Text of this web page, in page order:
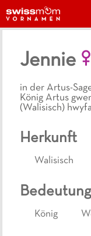
Jennie
in der Artus-
König Artus
(Walisisch)
Herkunft
Walisisch
König